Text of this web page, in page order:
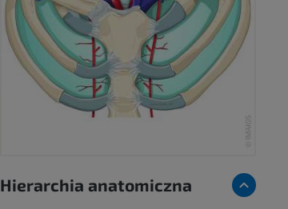
Hierarchia anatomiczna